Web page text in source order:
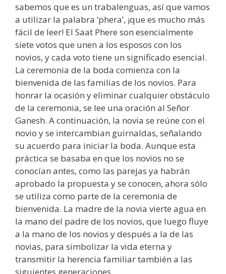
sabemos que es un trabalenguas, así que vamos
a utilizar la palabra ‘phera’, ¡que es mucho más
fácil de leer! El Saat Phere son esencialmente
siete votos que unen a los esposos con los
novios, y cada voto tiene un significado esencial.
La ceremonia de la boda comienza con la
bienvenida de las familias de los novios. Para
honrar la ocasión y eliminar cualquier obstáculo
de la ceremonia, se lee una oración al Señor
Ganesh. A continuación, la novia se reúne con el
novio y se intercambian guirnaldas, señalando
su acuerdo para iniciar la boda. Aunque esta
práctica se basaba en que los novios no se
conocían antes, como las parejas ya habrán
aprobado la propuesta y se conocen, ahora sólo
se utiliza como parte de la ceremonia de
bienvenida. La madre de la novia vierte agua en
la mano del padre de los novios, que luego fluye
a la mano de los novios y después a la de las
novias, para simbolizar la vida eterna y
transmitir la herencia familiar también a las